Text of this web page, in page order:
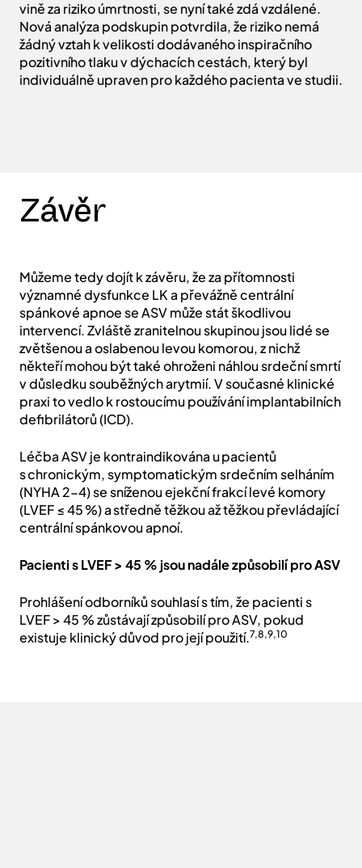
vině za riziko úmrtnosti, se nyní také zdá vzdálené.
Nová analýza podskupin potvrdila, že riziko nemá
žádný vztah k velikosti dodávaného inspiračního
pozitivního tlaku v dýchacích cestách, který byl
individuálně upraven pro každého pacienta ve studii.
Závěr
Můžeme tedy dojít k závěru, že za přítomnosti
významné dysfunkce LK a převážně centrální
spánkové apnoe se ASV může stát škodlivou
intervencí. Zvláště zranitelnou skupinou jsou lidé se
zvětšenou a oslabenou levou komorou, z nichž
někteří mohou být také ohroženi náhlou srdeční smrtí
v důsledku souběžných arytmií. V současné klinické
praxi to vedlo k rostoucímu používání implantabilních
defibrilátorů (ICD).
Léčba ASV je kontraindikována u pacientů
s chronickým, symptomatickým srdečním selháním
(NYHA 2-4) se sníženou ejekční frakcí levé komory
(LVEF ≤ 45 %) a středně těžkou až těžkou převládající
centrální spánkovou apnoí.
Pacienti s LVEF > 45 % jsou nadále způsobilí pro ASV
Prohlášení odborníků souhlasí s tím, že pacienti s
LVEF > 45 % zůstávají způsobilí pro ASV, pokud
existuje klinický důvod pro její použití.7,8,9,10